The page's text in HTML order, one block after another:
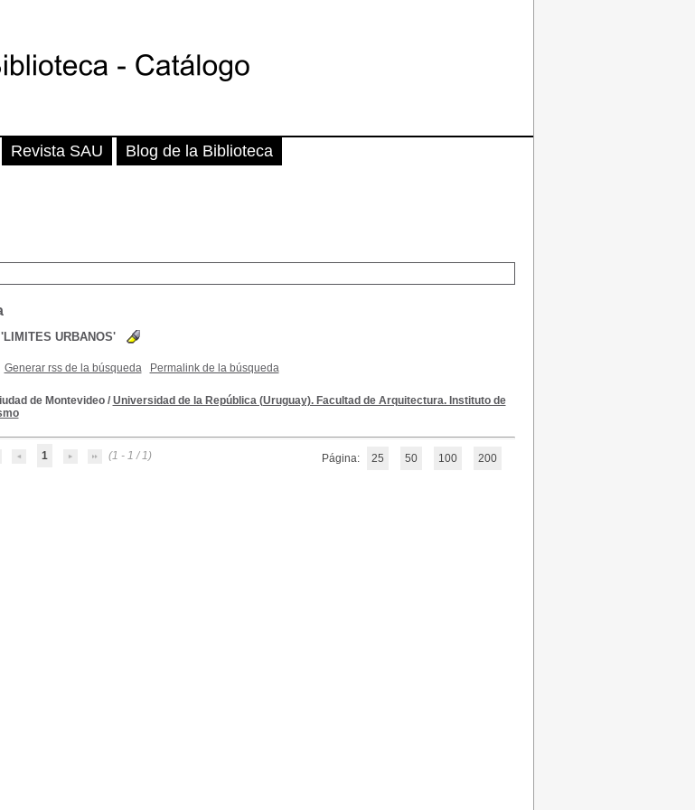
'LIMITES URBANOS'
Generar rss de la búsqueda Permalink de la búsqueda
de Montevideo/ Universidad de la República (Uruguay). Facultad de Arquitectura. Instituto de
1 (1 - 1 / 1) Página: 25 50 100 200
Revista SAU Blog de la Biblioteca